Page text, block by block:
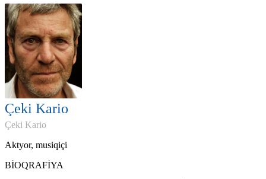
Çeki Kario
Çeki Kario
Aktyor, musiqiçi
BİOQRAFİYA